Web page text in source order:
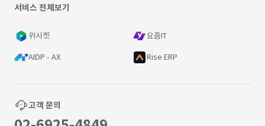
서비스 전체보기
위시켓 요즘IT
AIDP - AX Rise ERP
고객 문의